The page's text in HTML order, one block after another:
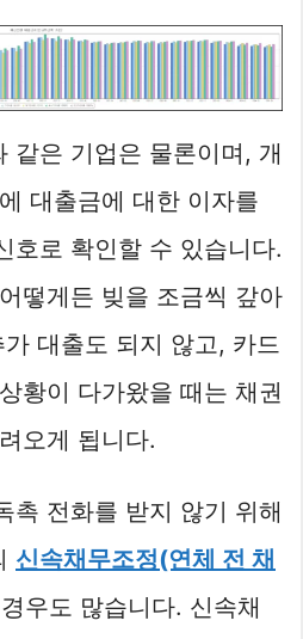
같은 기업은 물론이며, 개
대출금에 대한 이자를
호로 확인할 수 있습니다.
떻게든 빚을 조금씩 갚아
대출도 되지 않고, 카드
황이 다가왔을 때는 채권
오게 됩니다.
촉 전화를 받지 않기 위해
신속채무조정(연체 전 채
우도 많습니다. 신속채